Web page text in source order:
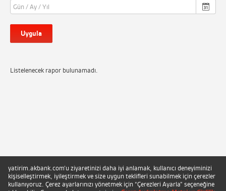
Uygula
Listelenecek rapor bulunamadı.